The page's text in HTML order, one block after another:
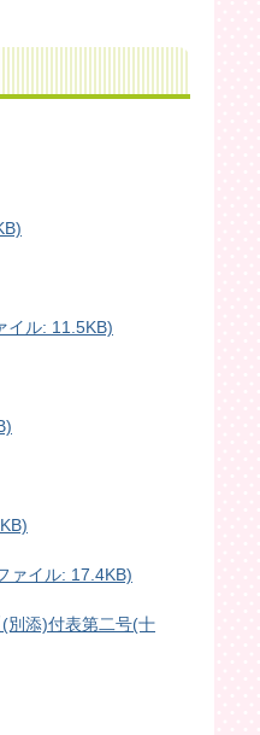
イル: 11.5KB)
ァイル: 17.4KB)
別添)付表第二号(十